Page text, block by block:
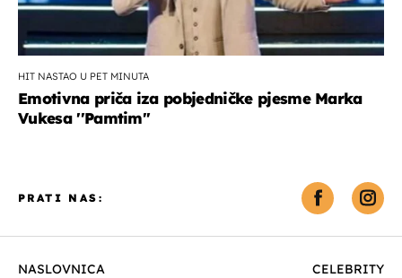
HIT NASTAO U PET MINUTA
Emotivna priča iza pobjedničke pjesme Marka
Vukesa ''Pamtim''
NASLOVNICA
CELEBRITY
PRATI NAS: